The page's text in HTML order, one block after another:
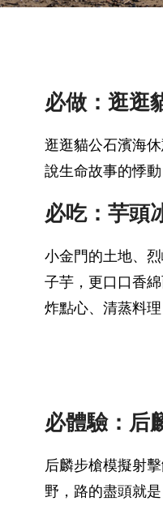
必做：逛逛
逛逛貓公石濱海
說生命故事的悸
必吃：芋頭
小金門的土地、
子芋，更口口香
炸點心、清蒸料
必體驗：后
后麟步槍模擬射
野，路的盡頭就